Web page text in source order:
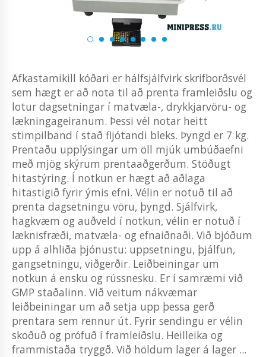
Afkastamikill kóðari er hálfsjálfvirk skrifborðsvél
sem hægt er að nota til að prenta framleiðslu og
lotur dagsetningar í matvæla-, drykkjarvöru- og
lækningageiranum. Þessi vél notar heitt
stimpilband í stað fljótandi bleks. Þyngd er 7 kg.
Prentaðu upplýsingar um öll mjúk umbúðaefni
með mjög skýrum prentaaðgerðum. Stöðugt
hitastýring. Í notkun er hægt að aðlaga
hitastigið fyrir ýmis efni. Vélin er notuð til að
prenta dagsetningu vöru, þyngd. Sjálfvirk,
hagkvæm og auðveld í notkun, vélin er notuð í
læknisfræði, matvæla- og efnaiðnaði. Við bjóðum
upp á alhliða þjónustu: uppsetningu, þjálfun,
gangsetningu, viðgerðir. Leiðbeiningar um
notkun á ensku og rússnesku. Er í samræmi við
GMP staðalinn. Við veitum nákvæmar
leiðbeiningar um að setja upp þessa gerð
prentara sem rennur út. Fyrir sendingu er vélin
skoðuð og prófuð í framleiðslu. Heilleika og
frammistaða tryggð. Við höldum lager á lager ...